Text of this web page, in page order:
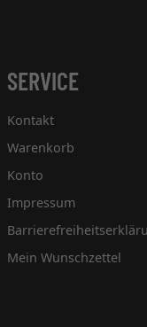
SERVICE
Kontakt
Warenkorb
Konto
Impressum
Mein Wunschzettel